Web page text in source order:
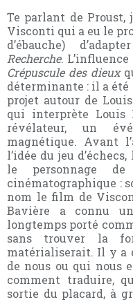
Te parlant de Proust,
Visconti qui a eu le
d’ébauche)
Recherche.
Crépuscule des dieux
déterminante : il a été
projet autour de
qui interprète
révélateur, un
magnétique. Avant
l’idée du jeu
le personnage
cinématographique :
nom le film de
Bavière a connu
longtemps porté
sans trouver la
matérialiserait. Il y a
de nous ou qui nous
comment traduire,
sortie du placard, à